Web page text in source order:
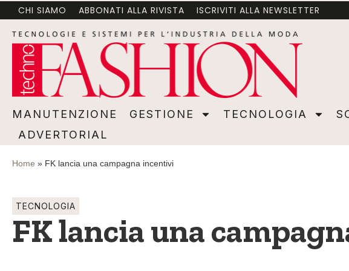
MANUTENZIONE GESTIONE TECNOLOGIA
CHI SIAMO ABBONATI ALLA RIVISTA ISCRIVITI ALLA NEWSLETTER
MANUTENZIONE GESTIONE TECNOLOGIA
ADVERTORIAL
Home » FK lancia una campagna incentivi
TECNOLOGIA
FK lancia una